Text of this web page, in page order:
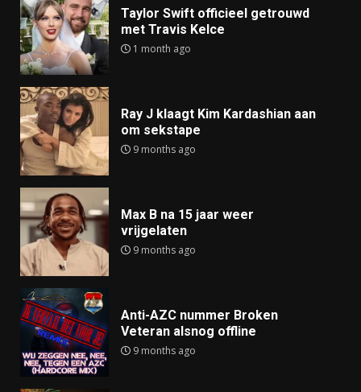
Taylor Swift officieel getrouwd
met Travis Kelce
1 month ago
Ray J klaagt Kim Kardashian aan
om sekstape
9 months ago
Max B na 15 jaar weer
vrijgelaten
9 months ago
Anti-AZC nummer Broken
Veteran alsnog offline
9 months ago